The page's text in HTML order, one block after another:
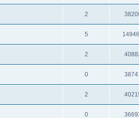
2
5
2
0
2
0